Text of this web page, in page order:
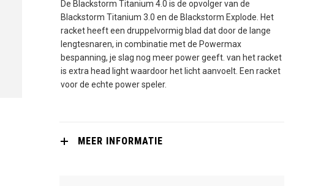
De Blackstorm Titanium 4.0 is de opvolger van de
Blackstorm Titanium 3.0 en de Blackstorm Explode. Het
racket heeft een druppelvormig blad dat door de lange
lengtesnaren, in combinatie met de Powermax
bespanning, je slag nog meer power geeft. van het racket
is extra head light waardoor het licht aanvoelt. Een racket
voor de echte power speler.
MEER INFORMATIE